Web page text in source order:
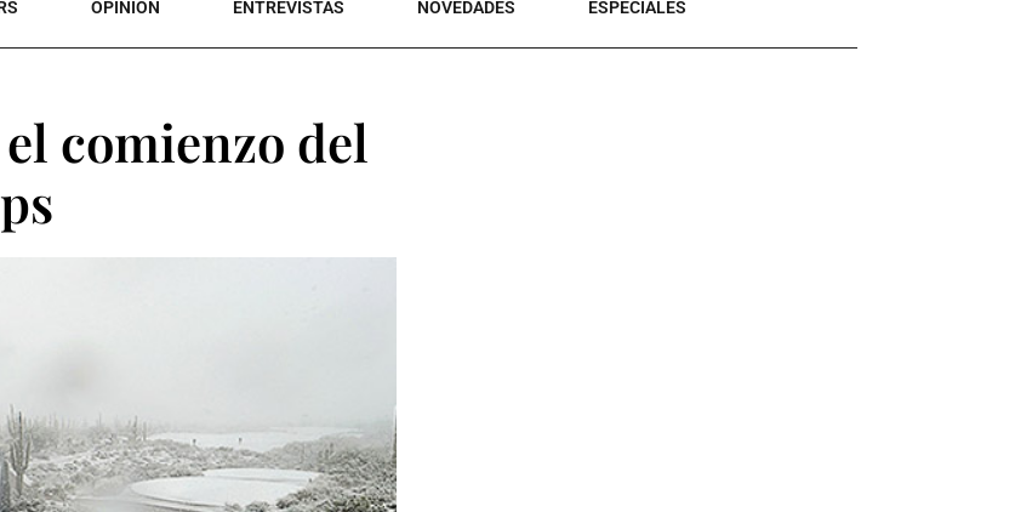
OPINIÓN ENTREVISTAS NOVEDADES ESPECIALES
comienzo del